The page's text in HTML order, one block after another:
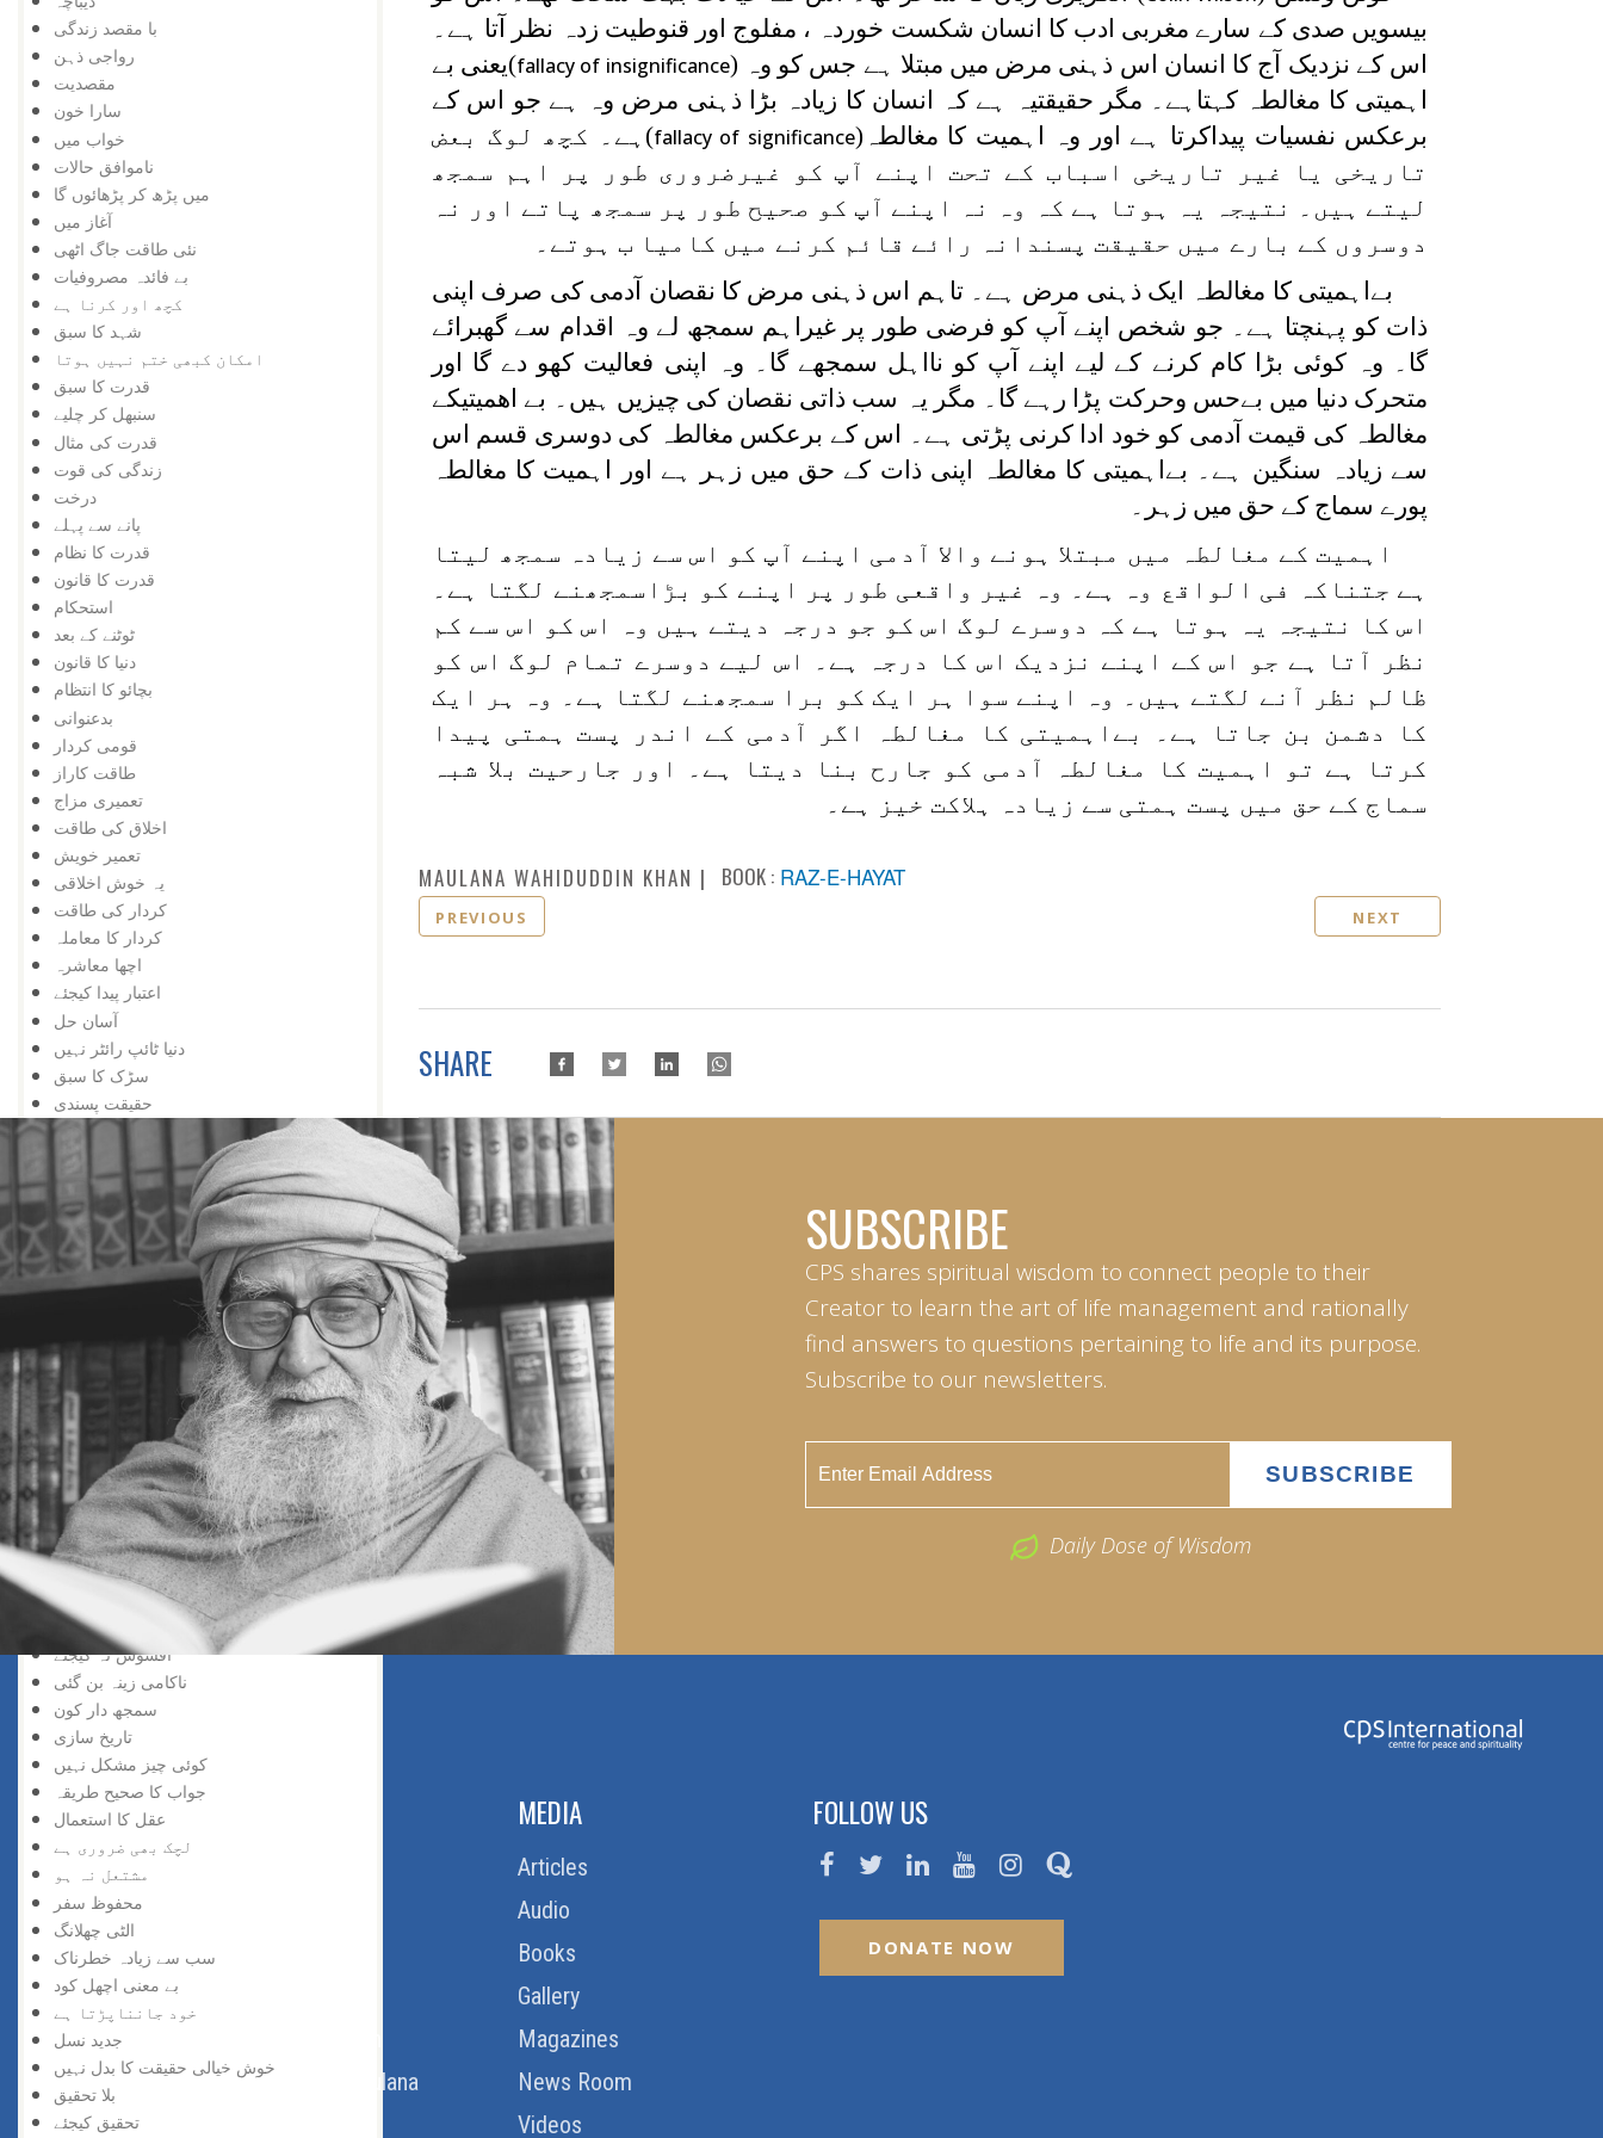
با مقصد زندگی
رواجی ذہن
مقصدیت
سارا خون
خواب میں
ناموافق حالات
میں پڑھ کر پڑھائوں گا
آغاز میں
نئی طاقت جاگ اٹھی
بے فائدہ مصروفیات
کچھ اور کرنا ہے
شہد کا سبق
امکان کبھی ختم نہیں ہوتا
قدرت کا سبق
سنبھل کر چلیے
قدرت کی مثال
زندگی کی قوت
درخت
پانے سے پہلے
قدرت کا نظام
قدرت کا قانون
استحکام
ٹوٹنے کے بعد
دنیا کا قانون
بچائو کا انتظام
بدعنوانی
قومی کردار
طاقت کاراز
تعمیری مزاج
اخلاق کی طاقت
تعمیر خویش
یہ خوش اخلاقی
کردار کی طاقت
کردار کا معاملہ
اچھا معاشرہ
اعتبار پیدا کیجئے
آسان حل
دنیا ٹائپ رائٹر نہیں
سڑک کا سبق
حقیقت پسندی
نیا دور
خود کشی نہیں
اور تالا کھل گیا
شوق کافی ہے
زبان درازی
حقیقت پسندی نہ کہ شوق
دشمنی کے وقت بھی
اس کے باوجود
اپنی کوشش سے
ایک کے بعد دوسرا
مواقع کا استعمال
ہار میں جیت
کامیابی کے لیے
کمی کی تلافی
بربادی کے بعد بھی
تم غریب نہیں ، دولت مند ہو
کمزوری نعمت ثابت ہوئی
سڑک بند ہے
افسوس نہ کیجئے
ناکامی زینہ بن گئی
سمجھ دار کون
تاریخ سازی
کوئی چیز مشکل نہیں
جواب کا صحیح طریقہ
عقل کا استعمال
لچک بھی ضروری ہے
مشتعل نہ ہو
محفوظ سفر
الٹی چھلانگ
سب سے زیادہ خطرناک
بے معنی اچھل کود
خود جانناپڑتا ہے
جدید نسل
خوش خیالی حقیقت کا بدل نہیں
بلا تحقیق
تحقیق کیجئے
بیسویں صدی کے سارے مغربی ادب کا انسان شکست خوردہ ، مفلوج اور قنوطیت زدہ نظر آتا ہے۔
اس کے نزدیک آج کا انسان اس ذہنی مرض میں مبتلا ہے جس کو وہ (fallacy of insignificance)یعنی بے
اہمیتی کا مغالطہ کہتاہے۔ مگر حقیقتیہ ہے کہ انسان کا زیادہ بڑا ذہنی مرض وہ ہے جو اس کے
برعکس نفسیات پیداکرتا ہے اور وہ اہمیت کا مغالطہ(fallacy of significance)ہے۔ کچھ لوگ بعض
تاریخی یا غیر تاریخی اسباب کے تحت اپنے آپ کو غیرضروری طور پر اہم سمجھ
لیتے ہیں۔ نتیجہ یہ ہوتا ہے کہ وہ نہ اپنے آپ کو صحیح طور پر سمجھ پاتے اور نہ
دوسروں کے بارے میں حقیقت پسندانہ رائے قائم کرنے میں کامیا ب ہوتے۔
بےاہمیتی کا مغالطہ ایک ذہنی مرض ہے۔ تاہم اس ذہنی مرض کا نقصان آدمی کی صرف اپنی
ذات کو پہنچتا ہے۔ جو شخص اپنے آپ کو فرضی طور پر غیراہم سمجھ لے وہ اقدام سے گھبرائے
گا۔ وہ کوئی بڑا کام کرنے کے لیے اپنے آپ کو نااہل سمجھے گا۔ وہ اپنی فعالیت کھو دے گا اور
متحرک دنیا میں بےحس وحرکت پڑا رہے گا۔ مگر یہ سب ذاتی نقصان کی چیزیں ہیں۔ بے اهميتيکے
مغالطہ کی قیمت آدمی کو خود ادا کرنی پڑتی ہے۔ اس کے برعکس مغالطہ کی دوسری قسم اس
سے زیادہ سنگین ہے۔ بےاہمیتی کا مغالطہ اپنی ذات کے حق میں زہر ہے اور اہمیت کا مغالطہ
پورے سماج کے حق میں زہر۔
اہمیت کے مغالطہ میں مبتلا ہونے والا آدمی اپنے آپ کو اس سے زیادہ سمجھ لیتا
ہے جتناکہ فی الواقع وہ ہے۔ وہ غیر واقعی طور پر اپنے کو بڑاسمجھنے لگتا ہے۔
اس کا نتیجہ یہ ہوتا ہے کہ دوسرے لوگ اس کو جو درجہ دیتے ہیں وہ اس کو اس سے کم
نظر آتا ہے جو اس کے اپنے نزدیک اس کا درجہ ہے۔ اس لیے دوسرے تمام لوگ اس کو
ظالم نظر آنے لگتے ہیں۔ وہ اپنے سوا ہر ایک کو برا سمجھنے لگتا ہے۔ وہ ہر ایک
کا دشمن بن جاتا ہے۔ بےاہمیتی کا مغالطہ اگر آدمی کے اندر پست ہمتی پیدا
کرتا ہے تو اہمیت کا مغالطہ آدمی کو جارح بنا دیتا ہے۔ اور جارحیت بلا شبہ
سماج کے حق میں پست ہمتی سے زیادہ ہلاکت خیز ہے۔
MAULANA WAHIDUDDIN KHAN BOOK : RAZ-E-HAYAT
PREVIOUS NEXT
SHARE
SUBSCRIBE
CPS shares spiritual wisdom to connect people to their
Creator to learn the art of life management and rationally
find answers to questions pertaining to life and its purpose.
Subscribe to our newsletters.
Daily Dose of Wisdom
Thoughts Of Maulana
MEDIA
Articles
Audio
Books
Gallery
Magazines
News Room
Videos
FOLLOW US
DONATE NOW